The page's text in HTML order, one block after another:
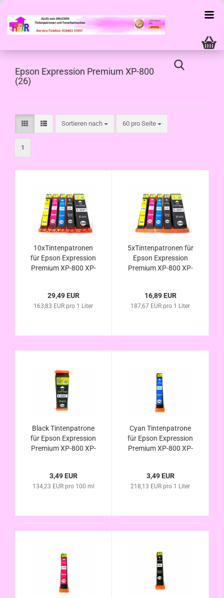
Epson Expression Premium XP-800
(26)
Sortieren nach
Sortieren nach 60 pro Seite
pro Seite
1
10xTintenpatronen
für Epson Expression
Premium XP-800 XP-
Eisbär Serie
29,49 EUR
163,83 EUR pro 1 Liter
5xTintenpatronen für
Epson Expression
Premium XP-800 XP-
Eisbär Serie
16,89 EUR
187,67 EUR pro 1 Liter
Black Tintenpatrone
für Epson Expression
Premium XP-800 XP-
Eisbär Serie
3,49 EUR
134,23 EUR pro 100 ml
Cyan Tintenpatrone
für Epson Expression
Premium XP-800 XP-
Eisbär Serie
3,49 EUR
218,13 EUR pro 1 Liter